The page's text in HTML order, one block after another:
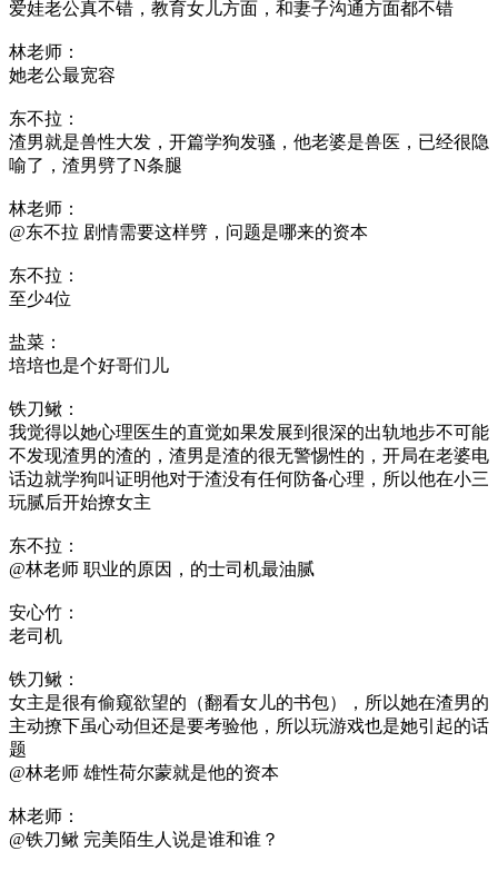
爱娃老公真不错，教育女儿方面，和妻子沟通方面都不错
林老师：
她老公最宽容
东不拉：
渣男就是兽性大发，开篇学狗发骚，他老婆是兽医，已经很隐
喻了，渣男劈了N条腿
林老师：
@东不拉 剧情需要这样劈，问题是哪来的资本
东不拉：
至少4位
盐菜：
培培也是个好哥们儿
铁刀鳅：
我觉得以她心理医生的直觉如果发展到很深的出轨地步不可能
不发现渣男的渣的，渣男是渣的很无警惕性的，开局在老婆电
话边就学狗叫证明他对于渣没有任何防备心理，所以他在小三
玩腻后开始撩女主
东不拉：
@林老师 职业的原因，的士司机最油腻
安心竹：
老司机
铁刀鳅：
女主是很有偷窥欲望的（翻看女儿的书包），所以她在渣男的
主动撩下虽心动但还是要考验他，所以玩游戏也是她引起的话
题
@林老师 雄性荷尔蒙就是他的资本
林老师：
@铁刀鳅 完美陌生人说是谁和谁？